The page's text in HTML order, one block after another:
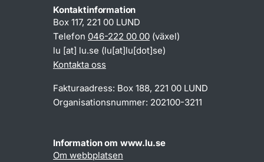
Kontaktinformation
Box 117, 221 00 LUND
Telefon 046-222 00 00 (växel)
lu [at] lu.se (lu[at]lu[dot]se)
Kontakta oss
Fakturaadress: Box 188, 221 00 LUND
Organisationsnummer: 202100-3211
Information om www.lu.se
Om webbplatsen